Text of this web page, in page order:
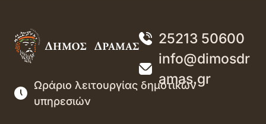
25213 50600
info@dimosdr
amas.gr
Ωράριο λειτουργίας δημοτικών
υπηρεσιών